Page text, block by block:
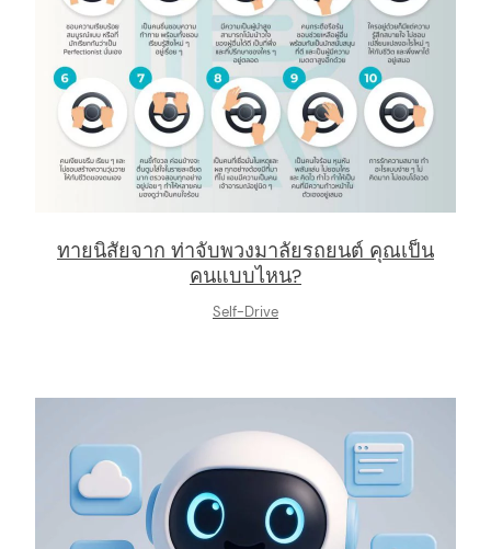
ทายนิสัยจาก ท่าจับพวงมาลัยรถยนต์ คุณเป็น
คนแบบไหน?
Self-Drive